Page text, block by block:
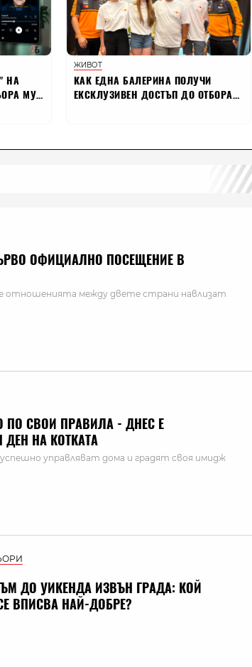
ОФИЦИАЛНО ПОСЕЩЕНИЕ В
отношенията между двете страни навлизат
ПО СВОИ ПРАВИЛА - ДНЕС Е
НА КОТКАТА
успешно управляват дома и градят своя имидж
ДО УИКЕНДА ИЗВЪН ГРАДА: КОЙ
ВПИСВА НАЙ-ДОБРЕ?